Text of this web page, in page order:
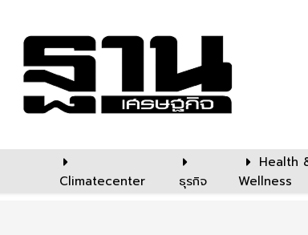
Climatecenter ธุรกิจ
Health
Wellness